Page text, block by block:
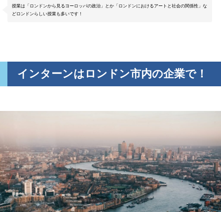
授業は「ロンドンから見るヨーロッパの政治」とか「ロンドンにおけるアートと社会の関係性」な
どロンドンらしい授業も多いです！
インターンはロンドン市内の企業で！